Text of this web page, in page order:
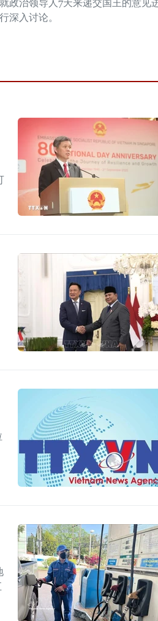
就政治领导人7天来递交国王的意见
行深入讨论。